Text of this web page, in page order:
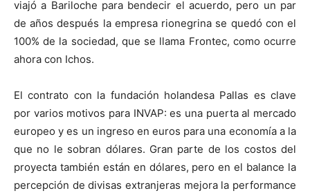
viajó a Bariloche para bendecir el acuerdo, pero un par
de años después la empresa rionegrina se quedó con el
100% de la sociedad, que se llama Frontec, como ocurre
ahora con Ichos.
El contrato con la fundación holandesa Pallas es clave
por varios motivos para INVAP: es una puerta al mercado
europeo y es un ingreso en euros para una economía a la
que no le sobran dólares. Gran parte de los costos del
proyecta también están en dólares, pero en el balance la
percepción de divisas extranjeras mejora la performance